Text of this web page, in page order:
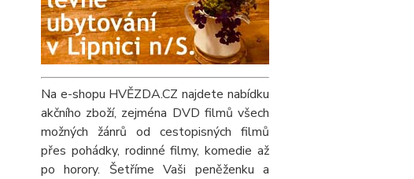
Na e-shopu HVĚZDA.CZ najdete nabídku
akčního zboží, zejména DVD filmů všech
možných žánrů od cestopisných filmů
přes pohádky, rodinné filmy, komedie až
po horory. Šetříme Vaši peněženku a